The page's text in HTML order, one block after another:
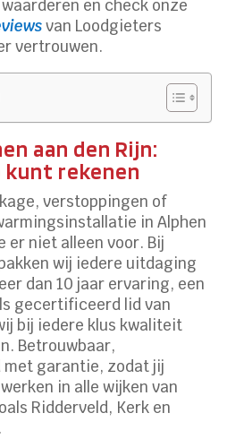
en check onze
van Loodgieters
vertrouwen.
aan den Rijn:
kunt rekenen
verstoppingen of
in Alphen
er niet alleen voor. Bij
wij iedere uitdaging
dan 10 jaar ervaring, een
gecertificeerd lid van
bij iedere klus kwaliteit
Betrouwbaar,
garantie, zodat jij
in alle wijken van
Ridderveld, Kerk en